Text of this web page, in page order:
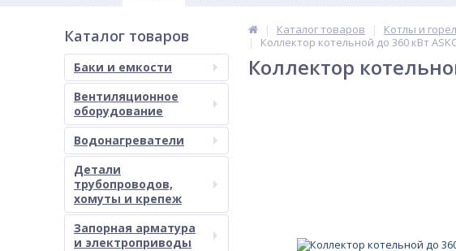
Каталог товаров
Баки и емкости
Вентиляционное
оборудование
Водонагреватели
Детали
трубопроводов,
хомуты и крепеж
Запорная арматура
и электроприводы
Каталог товаров Котлы и
Коллектор котельной до 360 кВт
Коллектор